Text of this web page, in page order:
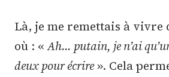
Là, je me remettais à vivre
où : «Ah… putain, je n’ai
deux pour écrire». Cela